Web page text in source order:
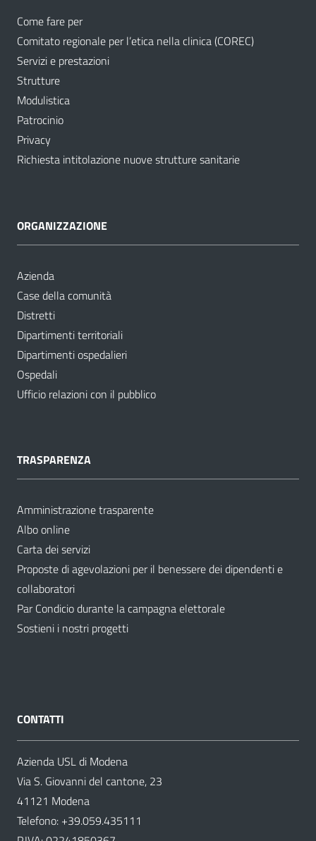
Come fare per
Comitato regionale per l’etica nella clinica (COREC)
Servizi e prestazioni
Strutture
Modulistica
Patrocinio
Privacy
Richiesta intitolazione nuove strutture sanitarie
ORGANIZZAZIONE
Azienda
Case della comunità
Distretti
Dipartimenti territoriali
Dipartimenti ospedalieri
Ospedali
Ufficio relazioni con il pubblico
TRASPARENZA
Amministrazione trasparente
Albo online
Carta dei servizi
Proposte di agevolazioni per il benessere dei dipendenti e
collaboratori
Par Condicio durante la campagna elettorale
Sostieni i nostri progetti
CONTATTI
Azienda USL di Modena
Via S. Giovanni del cantone, 23
41121 Modena
Telefono: +39.059.435111